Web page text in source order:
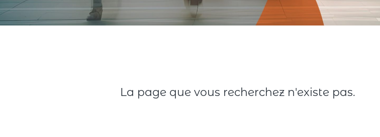
La page que vous recherchez n'existe pas.